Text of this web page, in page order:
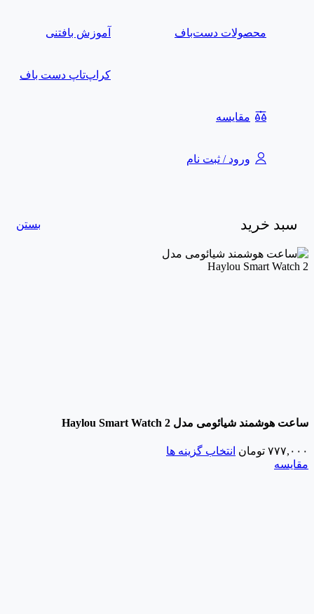
محصولات دست‌باف آموزش بافتنی
کراپ‌تاپ دست باف
مقایسه
ورود / ثبت نام
سبد خرید بستن
ساعت هوشمند شیائومی مدل Haylou Smart Watch 2
۷۷۷,۰۰۰ تومان انتخاب گزینه ها
مقایسه